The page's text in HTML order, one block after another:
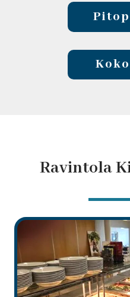
Ravintola